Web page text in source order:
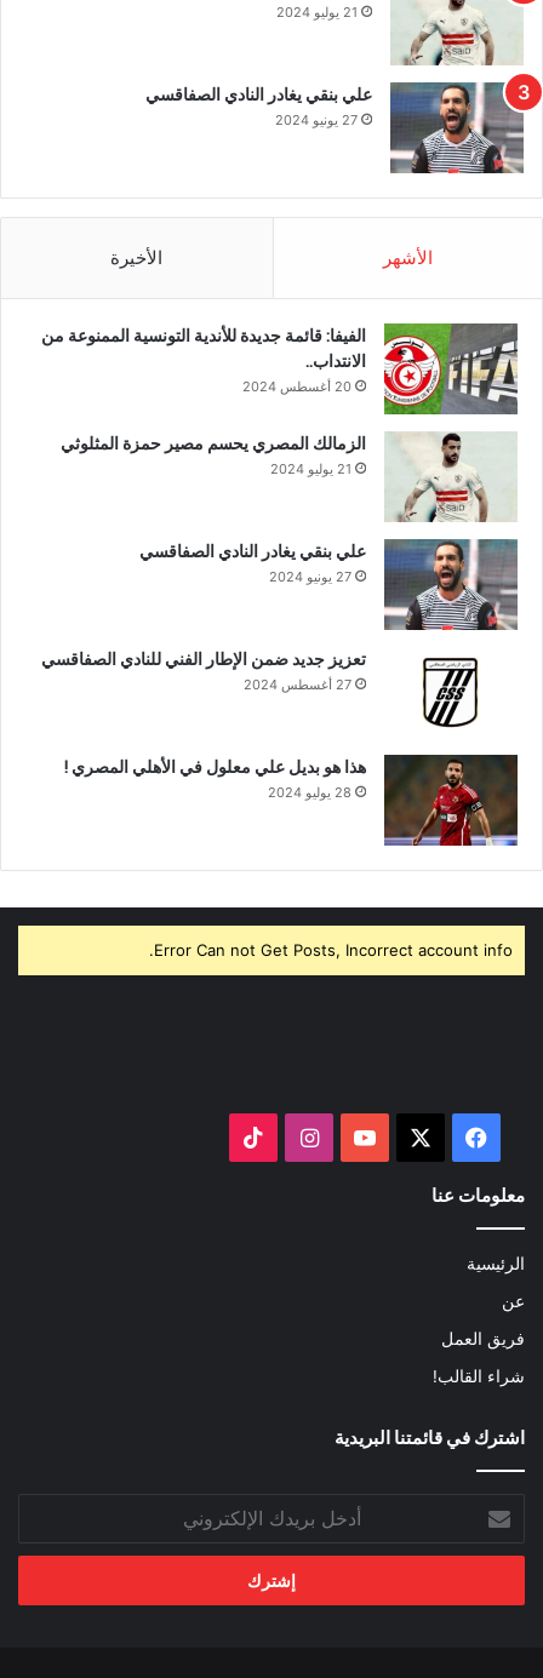
21 يوليو 2024
علي بنقي يغادر النادي الصفاقسي
27 يونيو 2024
الأشهر الأخيرة
الفيفا: قائمة جديدة للأندية التونسية الممنوعة من
الانتداب..
20 أغسطس 2024
الزمالك المصري يحسم مصير حمزة المثلوثي
21 يوليو 2024
علي بنقي يغادر النادي الصفاقسي
27 يونيو 2024
تعزيز جديد ضمن الإطار الفني للنادي الصفاقسي
27 أغسطس 2024
هذا هو بديل علي معلول في الأهلي المصري !
28 يوليو 2024
Error Can not Get Posts, Incorrect account info.
فيسبوك ‫YouTubeانستقرام
معلومات عنا
الرئيسية
عن
فريق العمل
شراء القالب!
اشترك في قائمتنا البريدية
بريدك
الإلكتروني